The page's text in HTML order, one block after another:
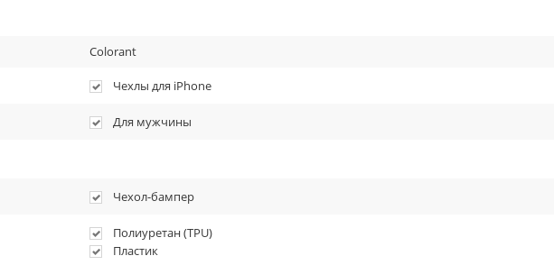
Colorant
Чехлы для iPhone
Для мужчины
Чехол-бампер
Полиуретан (TPU)
Пластик